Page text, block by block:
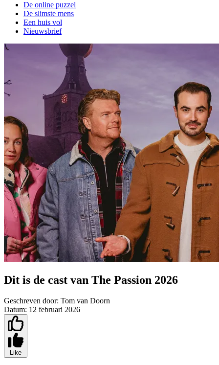
De online puzzel
De slimste mens
Een huis vol
Nieuwsbrief
Dit is de cast van The Passion 2026
Geschreven door: Tom van Doorn
Datum: 12 februari 2026
Like